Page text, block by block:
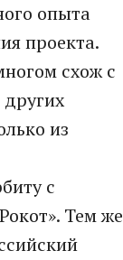
опыта
проекта.
схож с
из
с
Тем же